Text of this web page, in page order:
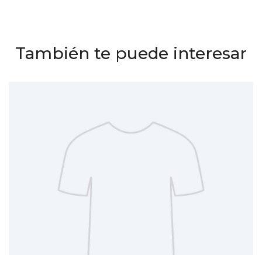
También te puede interesar